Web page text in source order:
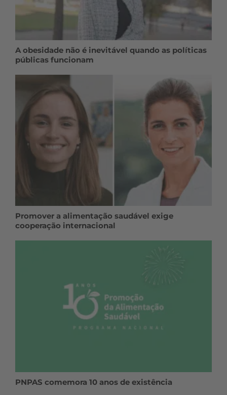
A obesidade não é inevitável quando as políticas
públicas funcionam
Promover a alimentação saudável exige
cooperação internacional
PNPAS comemora 10 anos de existência